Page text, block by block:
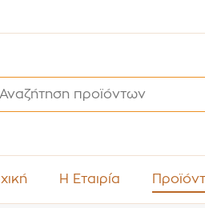
Η Εταιρία